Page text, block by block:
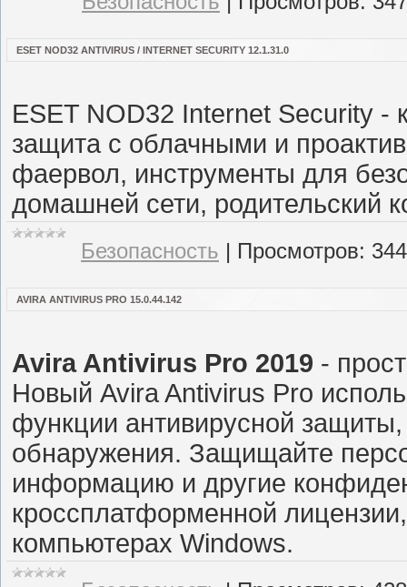
ESET NOD32 ANTIVIRUS / INTERNET SECURITY 12.1.31.0
ESET NOD32 Internet Security -
защита с облачными и
фаервол, инструменты для
домашней сети, родительский
Безопасность | Просмотров: 344
AVIRA ANTIVIRUS PRO 15.0.44.142
Avira Antivirus Pro 2019 -
Новый Avira Antivirus Pro
функции антивирусной
обнаружения. Защищайте
информацию и другие
кроссплатформенной
компьютерах Windows.